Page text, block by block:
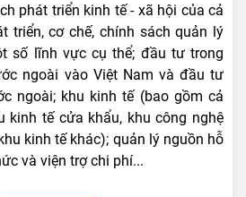
phát triển kinh tế - xã hội của cả
triển, cơ chế, chính sách quản lý
số lĩnh vực cụ thể; đầu tư trong
ngoài vào Việt Nam và đầu tư
ngoài; khu kinh tế (bao gồm cả
kinh tế cửa khẩu, khu công nghệ
kinh tế khác); quản lý nguồn hỗ
và viện trợ chi phí...